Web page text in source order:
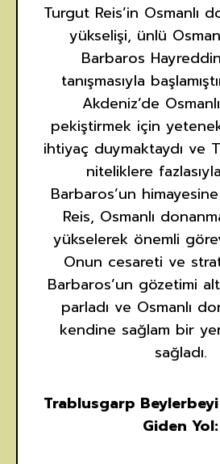
Turgut Reis’in Osmanlı
yükselişi, ünlü
Barbaros
tanışmasıyla
Akdeniz’de
pekiştirmek için
ihtiyaç duymaktaydı ve
niteliklere
Barbaros’un
Reis, Osmanlı
yükselerek önemli
Onun cesareti ve
Barbaros’un gözetimi
parladı ve Osmanlı
kendine sağlam bir
sağladı.
Trablusgarp
Giden Yol: